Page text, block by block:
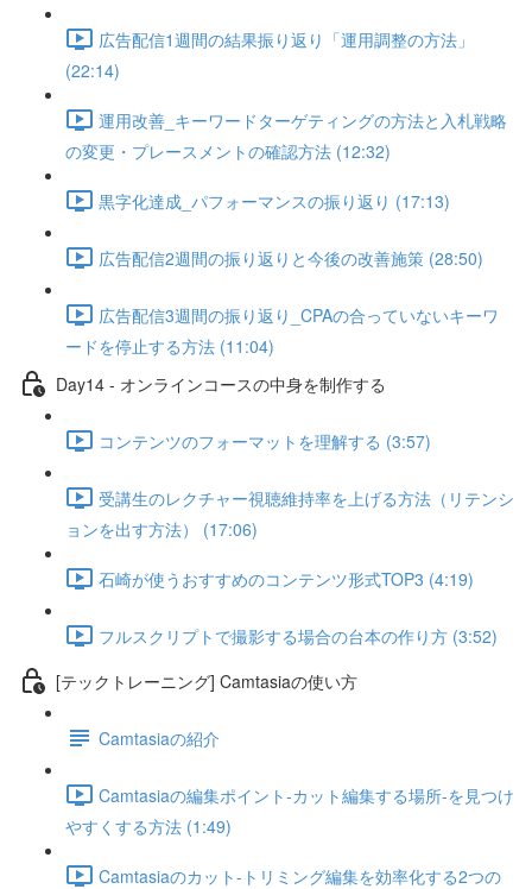
広告配信1週間の結果振り返り「運用調整の方法」
(22:14)
運用改善_キーワードターゲティングの方法と入札戦略
の変更・プレースメントの確認方法 (12:32)
黒字化達成_パフォーマンスの振り返り (17:13)
広告配信2週間の振り返りと今後の改善施策 (28:50)
広告配信3週間の振り返り_CPAの合っていないキーワ
ードを停止する方法 (11:04)
Day14 - オンラインコースの中身を制作する
コンテンツのフォーマットを理解する (3:57)
受講生のレクチャー視聴維持率を上げる方法（リテンシ
ョンを出す方法） (17:06)
石崎が使うおすすめのコンテンツ形式TOP3 (4:19)
フルスクリプトで撮影する場合の台本の作り方 (3:52)
[テックトレーニング] Camtasiaの使い方
Camtasiaの紹介
Camtasiaの編集ポイント-カット編集する場所-を見つけ
やすくする方法 (1:49)
Camtasiaのカット-トリミング編集を効率化する2つの